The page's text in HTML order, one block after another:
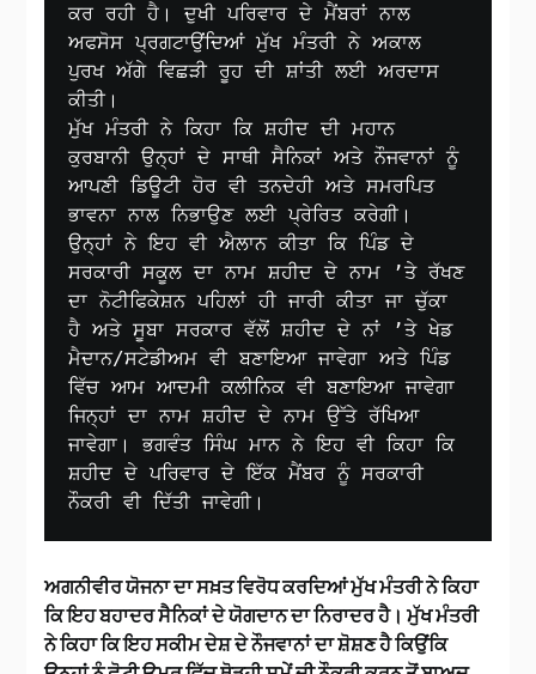
ਕਰ ਰਹੀ ਹੈ। ਦੁਖੀ ਪਰਿਵਾਰ ਦੇ ਮੈਂਬਰਾਂ ਨਾਲ
ਅਫਸੋਸ ਪ੍ਰਗਟਾਉਂਦਿਆਂ ਮੁੱਖ ਮੰਤਰੀ ਨੇ ਅਕਾਲ
ਪੁਰਖ ਅੱਗੇ ਵਿਛੜੀ ਰੂਹ ਦੀ ਸ਼ਾਂਤੀ ਲਈ ਅਰਦਾਸ
ਕੀਤੀ।
ਮੁੱਖ ਮੰਤਰੀ ਨੇ ਕਿਹਾ ਕਿ ਸ਼ਹੀਦ ਦੀ ਮਹਾਨ
ਕੁਰਬਾਨੀ ਉਨ੍ਹਾਂ ਦੇ ਸਾਥੀ ਸੈਨਿਕਾਂ ਅਤੇ ਨੌਜਵਾਨਾਂ ਨੂੰ
ਆਪਣੀ ਡਿਊਟੀ ਹੋਰ ਵੀ ਤਨਦੇਹੀ ਅਤੇ ਸਮਰਪਿਤ
ਭਾਵਨਾ ਨਾਲ ਨਿਭਾਉਣ ਲਈ ਪ੍ਰੇਰਿਤ ਕਰੇਗੀ।
ਉਨ੍ਹਾਂ ਨੇ ਇਹ ਵੀ ਐਲਾਨ ਕੀਤਾ ਕਿ ਪਿੰਡ ਦੇ
ਸਰਕਾਰੀ ਸਕੂਲ ਦਾ ਨਾਮ ਸ਼ਹੀਦ ਦੇ ਨਾਮ ’ਤੇ ਰੱਖਣ
ਦਾ ਨੋਟੀਫਿਕੇਸ਼ਨ ਪਹਿਲਾਂ ਹੀ ਜਾਰੀ ਕੀਤਾ ਜਾ ਚੁੱਕਾ
ਹੈ ਅਤੇ ਸੂਬਾ ਸਰਕਾਰ ਵੱਲੋਂ ਸ਼ਹੀਦ ਦੇ ਨਾਂ ’ਤੇ ਖੇਡ
ਮੈਦਾਨ/ਸਟੇਡੀਅਮ ਵੀ ਬਣਾਇਆ ਜਾਵੇਗਾ ਅਤੇ ਪਿੰਡ
ਵਿੱਚ ਆਮ ਆਦਮੀ ਕਲੀਨਿਕ ਵੀ ਬਣਾਇਆ ਜਾਵੇਗਾ
ਜਿਨ੍ਹਾਂ ਦਾ ਨਾਮ ਸ਼ਹੀਦ ਦੇ ਨਾਮ ਉੱਤੇ ਰੱਖਿਆ
ਜਾਵੇਗਾ। ਭਗਵੰਤ ਸਿੰਘ ਮਾਨ ਨੇ ਇਹ ਵੀ ਕਿਹਾ ਕਿ
ਸ਼ਹੀਦ ਦੇ ਪਰਿਵਾਰ ਦੇ ਇੱਕ ਮੈਂਬਰ ਨੂੰ ਸਰਕਾਰੀ
ਨੌਕਰੀ ਵੀ ਦਿੱਤੀ ਜਾਵੇਗੀ।
ਅਗਨੀਵੀਰ ਯੋਜਨਾ ਦਾ ਸਖ਼ਤ ਵਿਰੋਧ ਕਰਦਿਆਂ ਮੁੱਖ ਮੰਤਰੀ ਨੇ ਕਿਹਾ
ਕਿ ਇਹ ਬਹਾਦਰ ਸੈਨਿਕਾਂ ਦੇ ਯੋਗਦਾਨ ਦਾ ਨਿਰਾਦਰ ਹੈ। ਮੁੱਖ ਮੰਤਰੀ
ਨੇ ਕਿਹਾ ਕਿ ਇਹ ਸਕੀਮ ਦੇਸ਼ ਦੇ ਨੌਜਵਾਨਾਂ ਦਾ ਸ਼ੋਸ਼ਣ ਹੈ ਕਿਉਂਕਿ